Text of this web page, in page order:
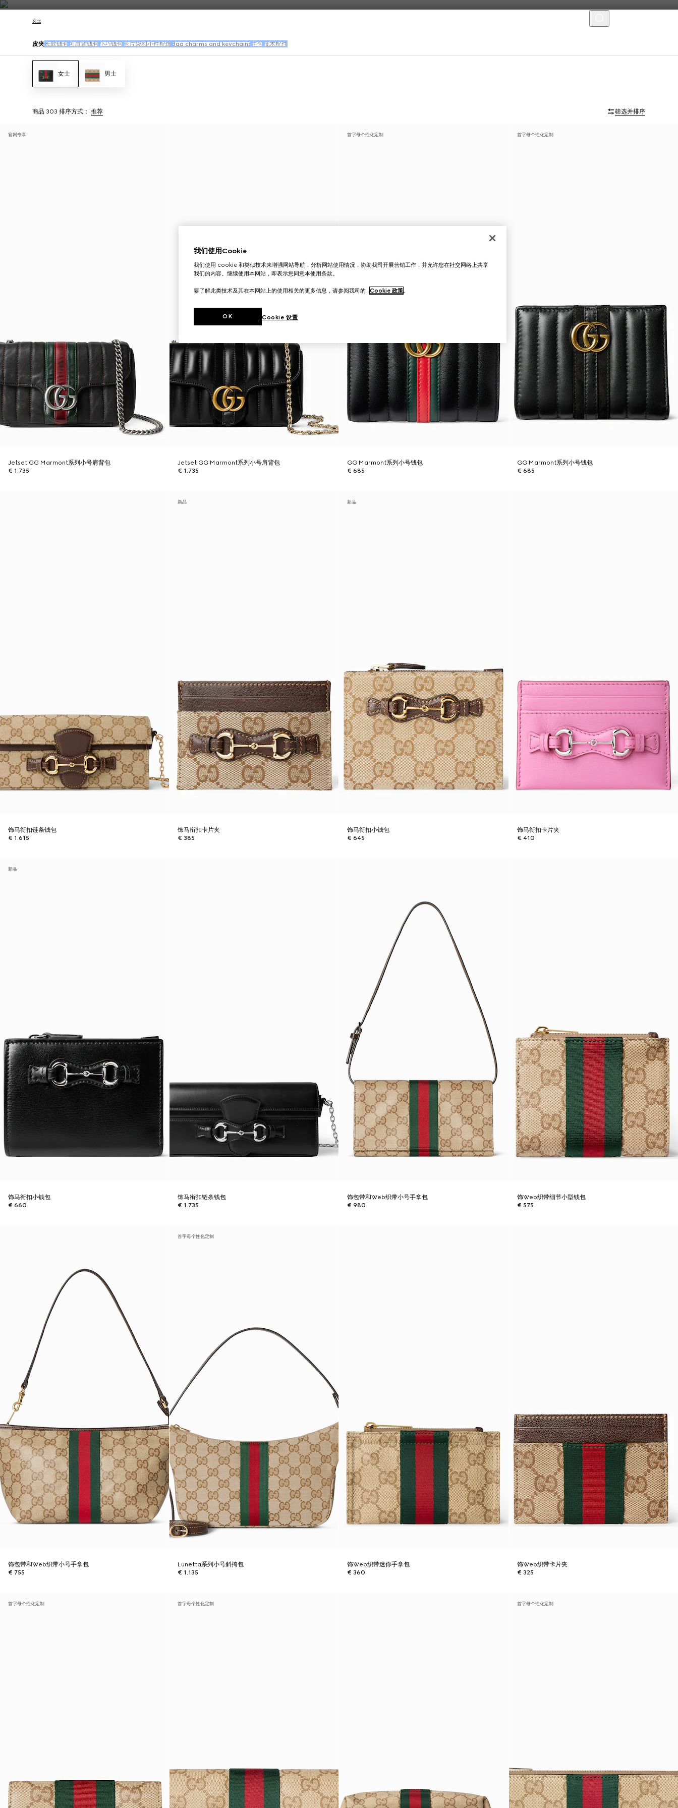
女士
皮夹 长款钱包 可肩背钱包 小巧钱包 卡片袋和小件配饰 Bag charms and keychains 手包 技术配件
女士 男士
商品 303 排序方式： 推荐 筛选并排序
官网专享
Jetset GG Marmont系列小号肩背包
€ 1.735
Jetset GG Marmont系列小号肩背包
€ 1.735
首字母个性化定制
GG Marmont系列小号钱包
€ 685
首字母个性化定制
GG Marmont系列小号钱包
€ 685
饰马衔扣链条钱包
€ 1.615
新品
饰马衔扣卡片夹
€ 385
新品
饰马衔扣小钱包
€ 645
饰马衔扣卡片夹
€ 410
新品
饰马衔扣小钱包
€ 660
饰马衔扣链条钱包
€ 1.735
饰包带和Web织带小号手拿包
€ 980
饰Web织带细节小型钱包
€ 575
饰包带和Web织带小号手拿包
€ 755
首字母个性化定制
Lunetta系列小号斜挎包
€ 1.135
饰Web织带迷你手拿包
€ 360
饰Web织带卡片夹
€ 325
首字母个性化定制 首字母个性化定制 首字母个性化定制
我们使用Cookie
我们使用 cookie 和类似技术来增强网站导航，分析网站使用情况，协助我司开展营销工作，并允许您在社交网络上共享
我们的内容。继续使用本网站，即表示您同意本使用条款。
要了解此类技术及其在本网站上的使用相关的更多信息，请参阅我司的 Cookie 政策。
Cookie 设置
OK